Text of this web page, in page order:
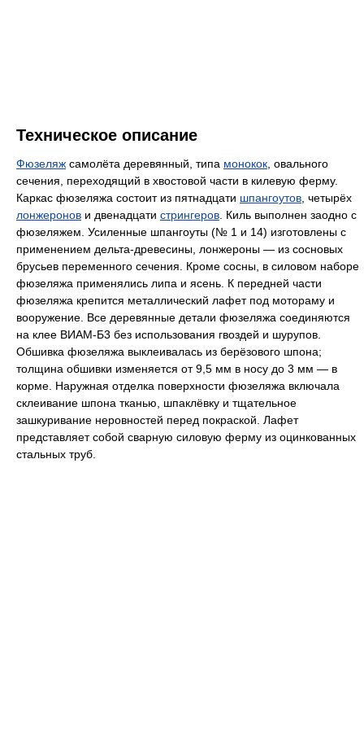
Техническое описание
Фюзеляж самолёта деревянный, типа монокок , овального
сечения, переходящий в хвостовой части в килевую ферму.
Каркас фюзеляжа состоит из пятнадцати шпангоутов , четырёх
лонжеронов и двенадцати стрингеров . Киль выполнен заодно с
фюзеляжем. Усиленные шпангоуты (№ 1 и 14) изготовлены с
применением дельта-древесины, лонжероны — из сосновых
брусьев переменного сечения. Кроме сосны, в силовом наборе
фюзеляжа применялись липа и ясень. К передней части
фюзеляжа крепится металлический лафет под мотораму и
вооружение. Все деревянные детали фюзеляжа соединяются
на клее ВИАМ-Б3 без использования гвоздей и шурупов.
Обшивка фюзеляжа выклеивалась из берёзового шпона;
толщина обшивки изменяется от 9,5 мм в носу до 3 мм — в
корме. Наружная отделка поверхности фюзеляжа включала
склеивание шпона тканью, шпаклёвку и тщательное
зашкуривание неровностей перед покраской. Лафет
представляет собой сварную силовую ферму из оцинкованных
стальных труб.